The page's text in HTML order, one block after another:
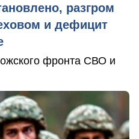
разгром
и дефицит
фронта СВО и